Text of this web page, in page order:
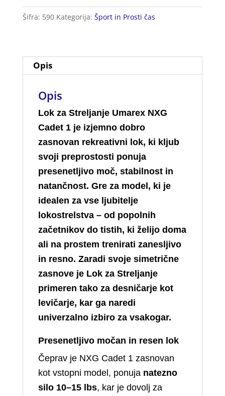
količina
Šifra: 590 Kategorija: Šport in Prosti čas
Opis
Opis
Lok za Streljanje Umarex NXG
Cadet 1 je izjemno dobro
zasnovan rekreativni lok, ki kljub
svoji preprostosti ponuja
presenetljivo moč, stabilnost in
natančnost. Gre za model, ki je
idealen za vse ljubitelje
lokostrelstva – od popolnih
začetnikov do tistih, ki želijo doma
ali na prostem trenirati zanesljivo
in resno. Zaradi svoje simetrične
zasnove je Lok za Streljanje
primeren tako za desničarje kot
levičarje, kar ga naredi
univerzalno izbiro za vsakogar.
Presenetljivo močan in resen lok
Čeprav je NXG Cadet 1 zasnovan
kot vstopni model, ponuja natezno
silo 10–15 lbs, kar je dovolj za